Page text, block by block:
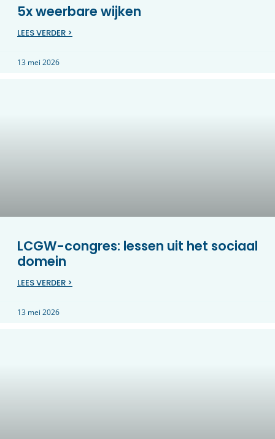
5x weerbare wijken
LEES VERDER >
13 mei 2026
LCGW-congres: lessen uit het sociaal
domein
LEES VERDER >
13 mei 2026